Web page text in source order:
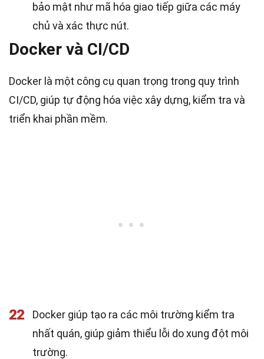
bảo mật như mã hóa giao tiếp giữa các máy
chủ và xác thực nút.
Docker và CI/CD
Docker là một công cụ quan trọng trong quy trình
CI/CD, giúp tự động hóa việc xây dựng, kiểm tra và
triển khai phần mềm.
22
Docker giúp tạo ra các môi trường kiểm tra
nhất quán, giúp giảm thiểu lỗi do xung đột môi
trường.